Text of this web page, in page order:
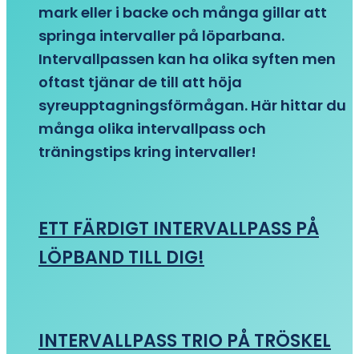
mark eller i backe och många gillar att
springa intervaller på löparbana.
Intervallpassen kan ha olika syften men
oftast tjänar de till att höja
syreupptagningsförmågan. Här hittar du
många olika intervallpass och
träningstips kring intervaller!
ETT FÄRDIGT INTERVALLPASS PÅ
LÖPBAND TILL DIG!
INTERVALLPASS TRIO PÅ TRÖSKEL